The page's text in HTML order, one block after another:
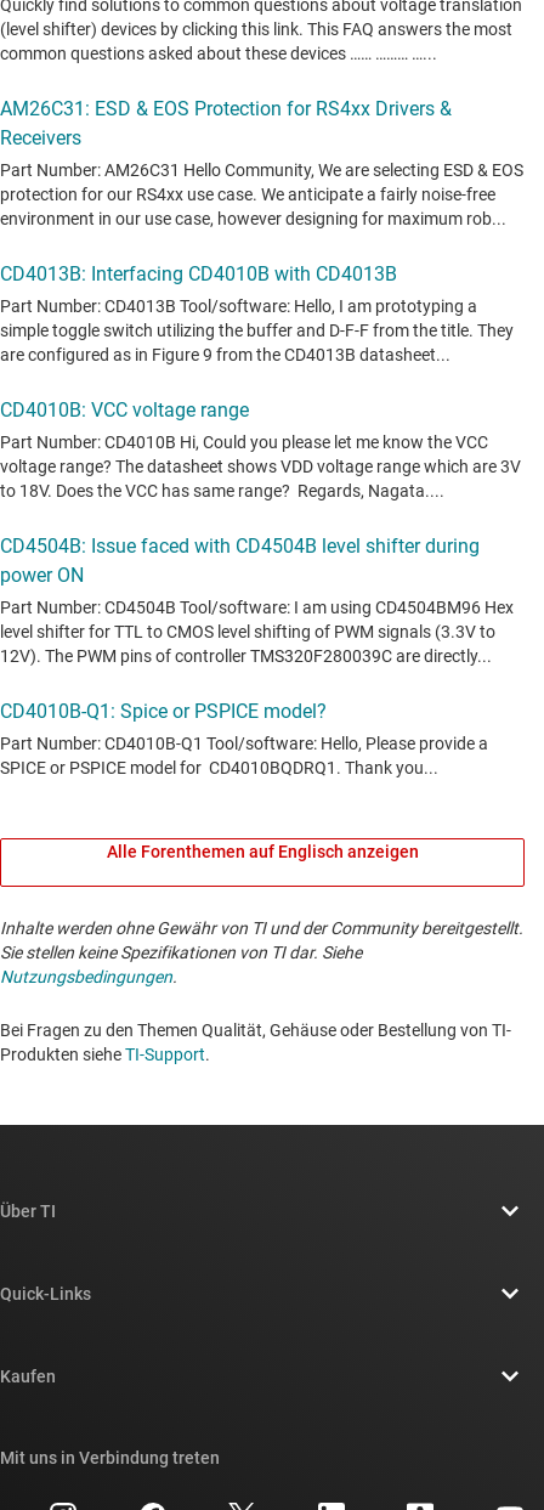
Alle Forenthemen auf Englisch anzeigen
Inhalte werden ohne Gewähr von TI und der Community bereitgestellt.
Sie stellen keine Spezifikationen von TI dar. Siehe
Nutzungsbedingungen.
Bei Fragen zu den Themen Qualität, Gehäuse oder Bestellung von TI-
Produkten sieheTI-Support. ​​​​​​​​​​​​​​
Über TI
Newsroom
Quick-Links
Querverweis-Suche
Kaufen
Mit uns in Verbindung treten